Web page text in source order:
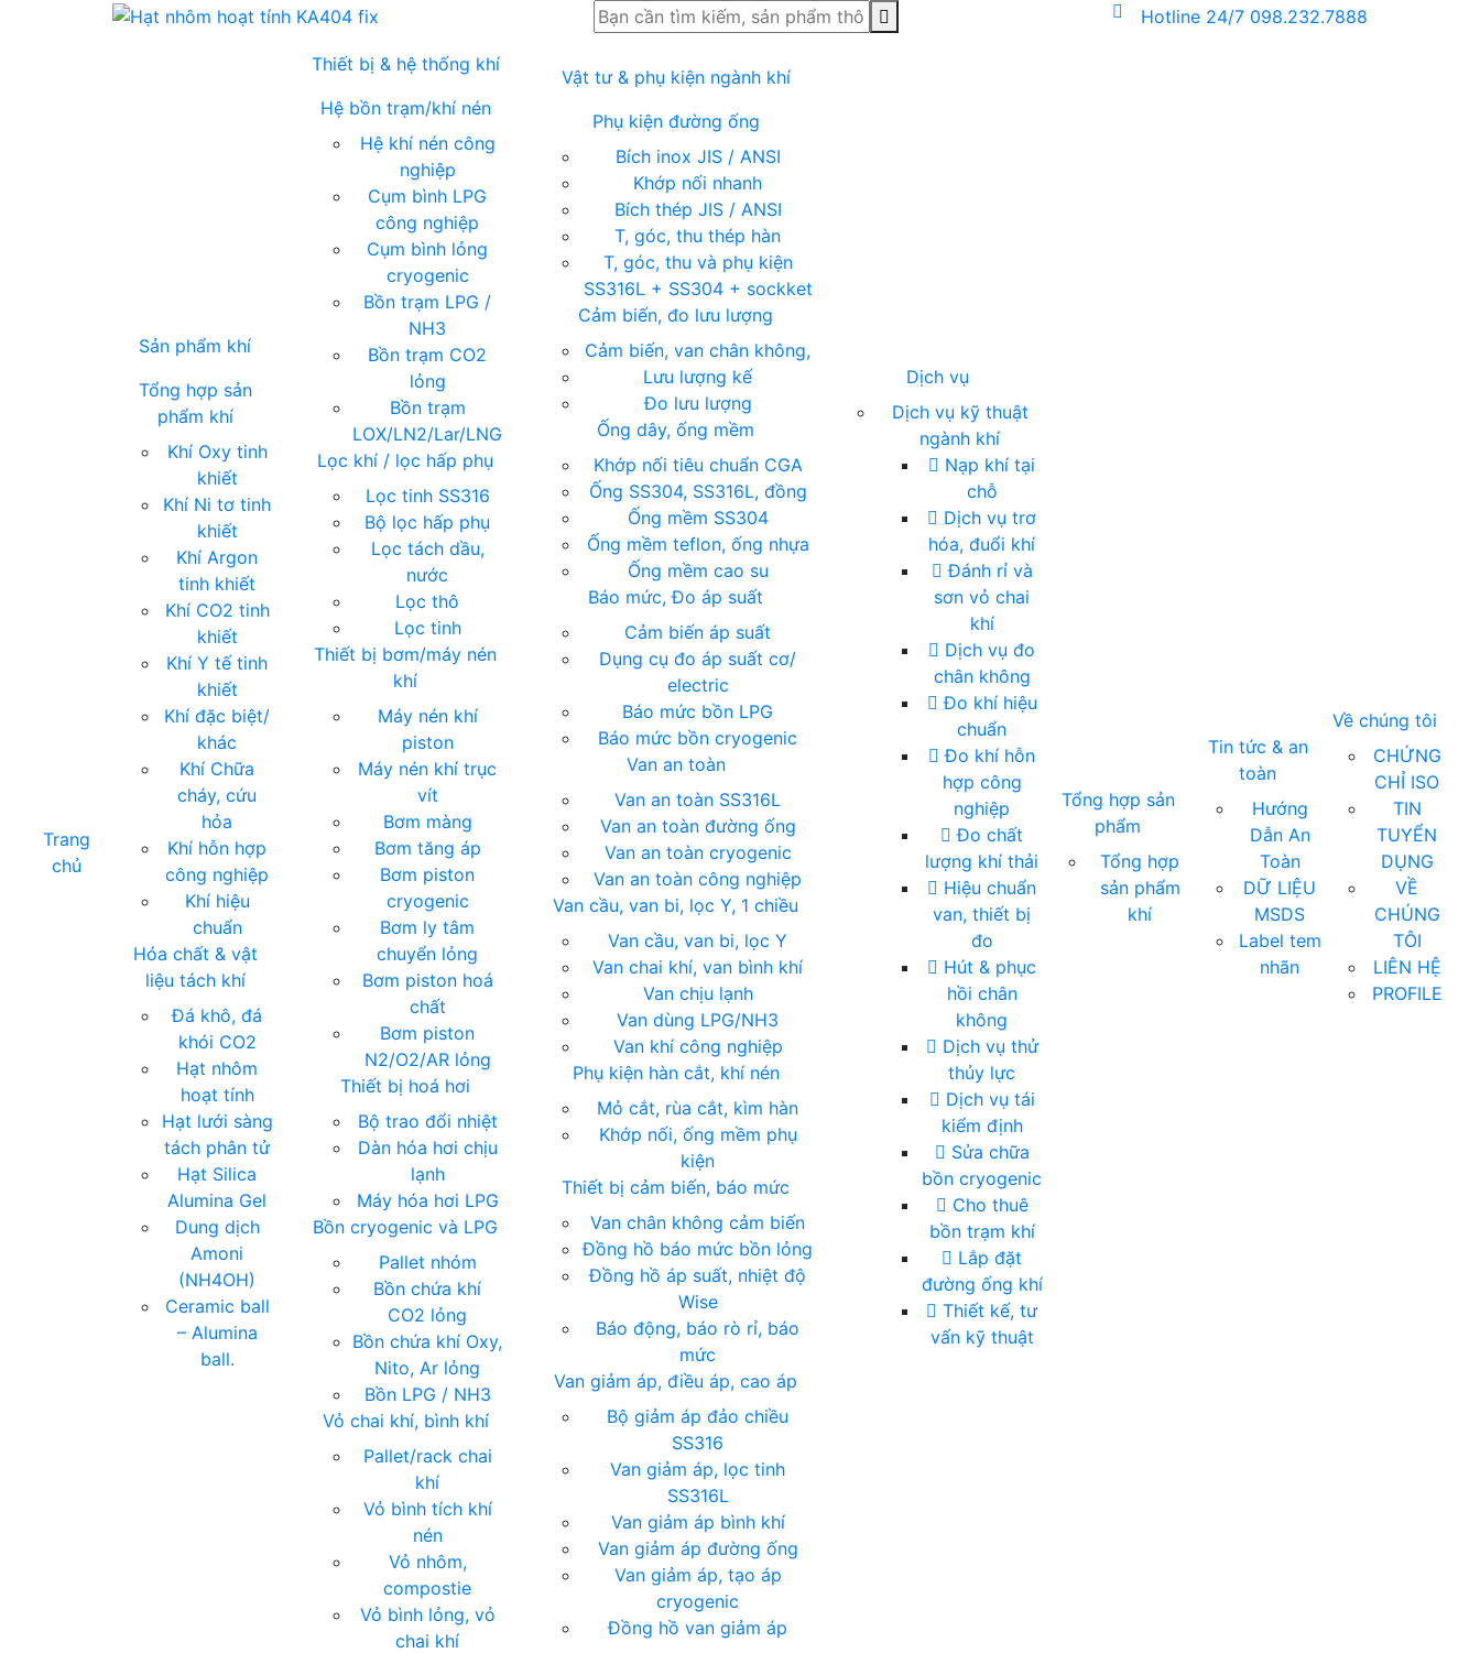
Hotline 24/7 098.232.7888
Trang
chủ
Sản phẩm khí
Tổng hợp sản
phẩm khí
Khí Oxy tinh
khiết
Khí Ni tơ tinh
khiết
Khí Argon
tinh khiết
Khí CO2 tinh
khiết
Khí Y tế tinh
khiết
Khí đặc biệt/
khác
Khí Chữa
cháy, cứu
hỏa
Khí hỗn hợp
công nghiệp
Khí hiệu
chuẩn
Hóa chất & vật
liệu tách khí
Đá khô, đá
khói CO2
Hạt nhôm
hoạt tính
Hạt lưới sàng
tách phân tử
Hạt Silica
Alumina Gel
Dung dịch
Amoni
(NH4OH)
Ceramic ball
– Alumina
ball.
Thiết bị & hệ thống khí
Hệ bồn trạm/khí nén
Hệ khí nén công
nghiệp
Cụm bình LPG
công nghiệp
Cụm bình lỏng
cryogenic
Bồn trạm LPG /
NH3
Bồn trạm CO2
lỏng
Bồn trạm
LOX/LN2/Lar/LNG
Lọc khí / lọc hấp phụ
Lọc tinh SS316
Bộ lọc hấp phụ
Lọc tách dầu,
nước
Lọc thô
Lọc tinh
Thiết bị bơm/máy nén
khí
Máy nén khí
piston
Máy nén khí trục
vít
Bơm màng
Bơm tăng áp
Bơm piston
cryogenic
Bơm ly tâm
chuyển lỏng
Bơm piston hoá
chất
Bơm piston
N2/O2/AR lỏng
Thiết bị hoá hơi
Bộ trao đổi nhiệt
Dàn hóa hơi chịu
lạnh
Máy hóa hơi LPG
Bồn cryogenic và LPG
Pallet nhóm
Bồn chứa khí
CO2 lỏng
Bồn chứa khí Oxy,
Nito, Ar lỏng
Bồn LPG / NH3
Vỏ chai khí, bình khí
Pallet/rack chai
khí
Vỏ bình tích khí
nén
Vỏ nhôm,
compostie
Vỏ bình lỏng, vỏ
chai khí
Vật tư & phụ kiện ngành khí
Phụ kiện đường ống
Bích inox JIS / ANSI
Khớp nối nhanh
Bích thép JIS / ANSI
T, góc, thu thép hàn
T, góc, thu và phụ kiện
SS316L + SS304 + sockket
Cảm biến, đo lưu lượng
Cảm biến, van chân không,
Lưu lượng kế
Đo lưu lượng
Ống dây, ống mềm
Khớp nối tiêu chuẩn CGA
Ống SS304, SS316L, đồng
Ống mềm SS304
Ống mềm teflon, ống nhựa
Ống mềm cao su
Báo mức, Đo áp suất
Cảm biến áp suất
Dụng cụ đo áp suất cơ/
electric
Báo mức bồn LPG
Báo mức bồn cryogenic
Van an toàn
Van an toàn SS316L
Van an toàn đường ống
Van an toàn cryogenic
Van an toàn công nghiệp
Van cầu, van bi, lọc Y, 1 chiều
Van cầu, van bi, lọc Y
Van chai khí, van bình khí
Van chịu lạnh
Van dùng LPG/NH3
Van khí công nghiệp
Phụ kiện hàn cắt, khí nén
Mỏ cắt, rùa cắt, kìm hàn
Khớp nối, ống mềm phụ
kiện
Thiết bị cảm biến, báo mức
Van chân không cảm biến
Đồng hồ báo mức bồn lỏng
Đồng hồ áp suất, nhiệt độ
Wise
Báo động, báo rò rỉ, báo
mức
Van giảm áp, điều áp, cao áp
Bộ giảm áp đảo chiều
SS316
Van giảm áp, lọc tinh
SS316L
Van giảm áp bình khí
Van giảm áp đường ống
Van giảm áp, tạo áp
cryogenic
Đồng hồ van giảm áp
Dịch vụ
Dịch vụ kỹ thuật
ngành khí
Nạp khí tại
chỗ
Dịch vụ trơ
hóa, đuổi khí
Đánh rỉ và
sơn vỏ chai
khí
Dịch vụ đo
chân không
Đo khí hiệu
chuẩn
Đo khí hỗn
hợp công
nghiệp
Đo chất
lượng khí thải
Hiệu chuẩn
van, thiết bị
đo
Hút & phục
hồi chân
không
Dịch vụ thử
thủy lực
Dịch vụ tái
kiểm định
Sửa chữa
bồn cryogenic
Cho thuê
bồn trạm khí
Lắp đặt
đường ống khí
Thiết kế, tư
vấn kỹ thuật
Tổng hợp sản
phẩm
Tổng hợp
sản phẩm
khí
Tin tức & an
toàn
Hướng
Dẫn An
Toàn
DỮ LIỆU
MSDS
Label tem
nhãn
Về chúng tôi
CHỨNG
CHỈ ISO
TIN
TUYỂN
DỤNG
VỀ
CHÚNG
TÔI
LIÊN HỆ
PROFILE